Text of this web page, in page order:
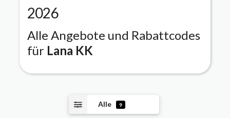
2026
Alle Angebote und Rabattcodes
für Lana KK
Alle 9